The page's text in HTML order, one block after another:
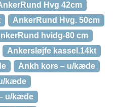
Hvg 42cm
AnkerRund Hvg. 50cm
hvidg-80 cm
Ankersløjfe kassel.14kt
Ankh kors – u/kæde
kæde
u/kæde